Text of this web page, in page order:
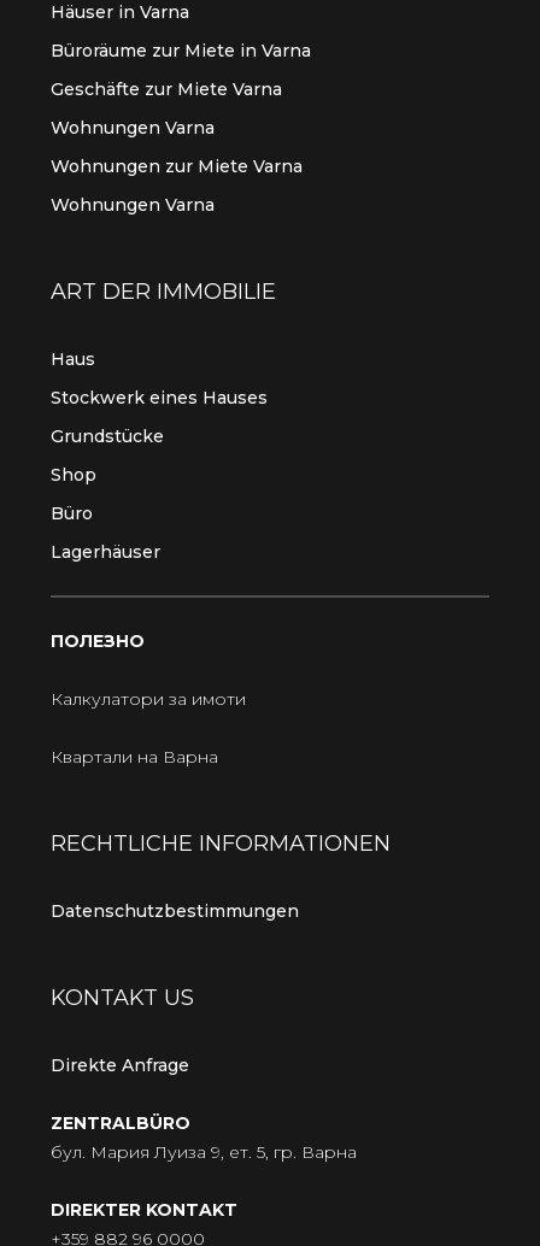
Häuser in Varna
Büroräume zur Miete in Varna
Geschäfte zur Miete Varna
Wohnungen Varna
Wohnungen zur Miete Varna
Wohnungen Varna
ART DER IMMOBILIE
Haus
Stockwerk eines Hauses
Grundstücke
Shop
Büro
Lagerhäuser
ПОЛЕЗНО
Калкулатори за имоти
Квартали на Варна
RECHTLICHE INFORMATIONEN
Datenschutzbestimmungen
KONTAKT US
Direkte Anfrage
ZENTRALBÜRO
бул. Мария Луиза 9, ет. 5, гр. Варна
DIREKTER KONTAKT
+359 882 96 0000